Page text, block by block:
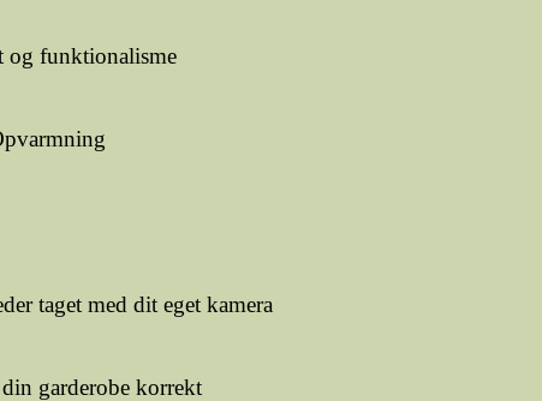
og funktionalisme
taget med dit eget kamera
garderobe korrekt